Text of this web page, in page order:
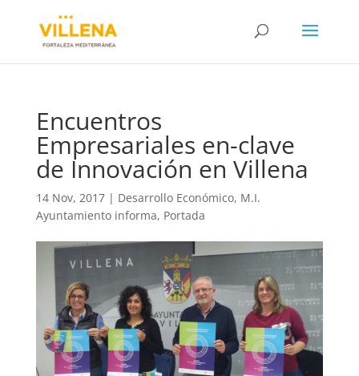
Encuentros
Empresariales en-clave
de Innovación en Villena
14 Nov, 2017| Desarrollo Económico, M.I.
Ayuntamiento informa, Portada